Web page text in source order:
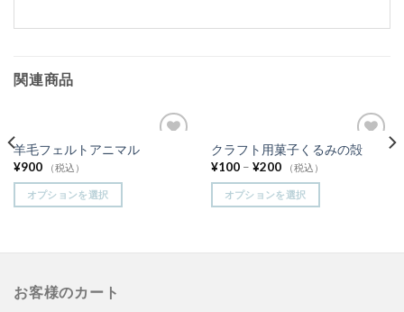
関連商品
羊毛フェルトアニマル
¥900 （税込）
オプションを選択
お気
クラフト用菓子くるみの殻
¥100– ¥200 （税込）
オプションを選択
お客様のカート